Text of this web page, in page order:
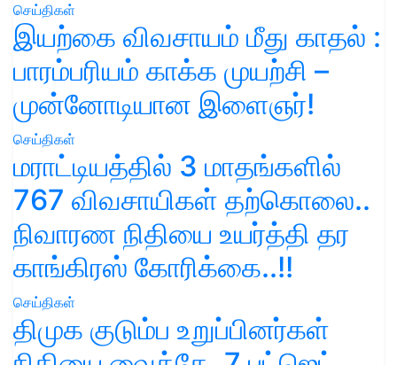
செய்திகள்
இயற்கை விவசாயம் மீது காதல் :
பாரம்பரியம் காக்க முயற்சி –
முன்னோடியான இளைஞர்!
செய்திகள்
மராட்டியத்தில் 3 மாதங்களில்
767 விவசாயிகள் தற்கொலை..
நிவாரண நிதியை உயர்த்தி தர
காங்கிரஸ் கோரிக்கை..!!
செய்திகள்
திமுக குடும்ப உறுப்பினர்கள்